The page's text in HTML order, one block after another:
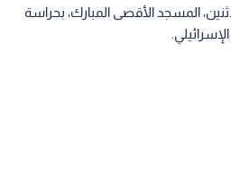
المسجد الأقصى المبارك، بحراسة